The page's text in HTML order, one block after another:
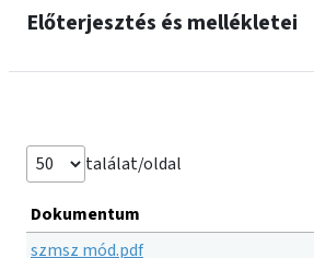
Előterjesztés és mellékletei
találat/oldal
Dokumentum
szmsz mód.pdf